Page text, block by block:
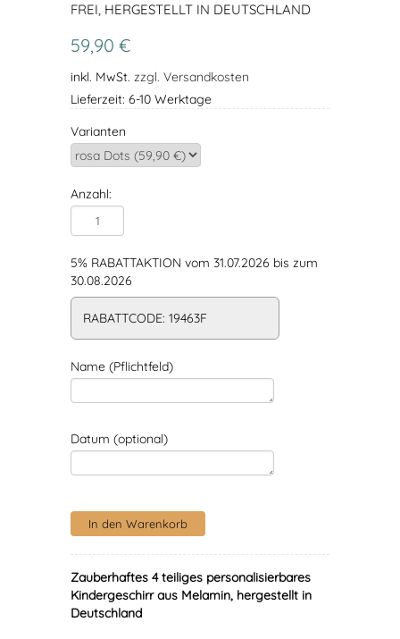
FREI, HERGESTELLT IN DEUTSCHLAND
59,90 €
inkl. MwSt. zzgl. Versandkosten
Lieferzeit: 6-10 Werktage
Varianten
Anzahl:
5% RABATTAKTION vom 31.07.2026 bis zum
30.08.2026
RABATTCODE: 19463F
Name (Pflichtfeld)
Datum (optional)
Zauberhaftes 4 teiliges personalisierbares
Kindergeschirr aus Melamin, hergestellt in
Deutschland